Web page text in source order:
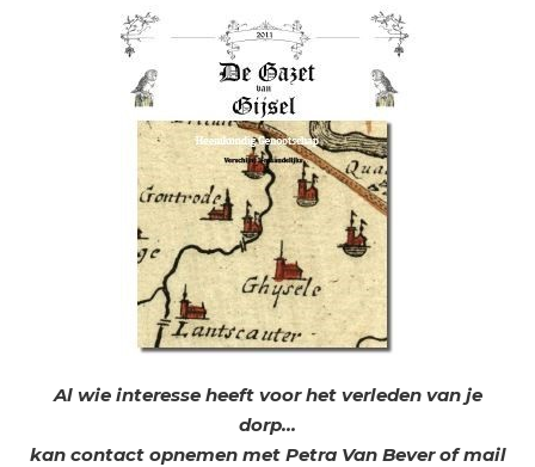
Al wie interesse heeft voor het verleden van je
dorp…
kan contact opnemen met Petra Van Bever of mail